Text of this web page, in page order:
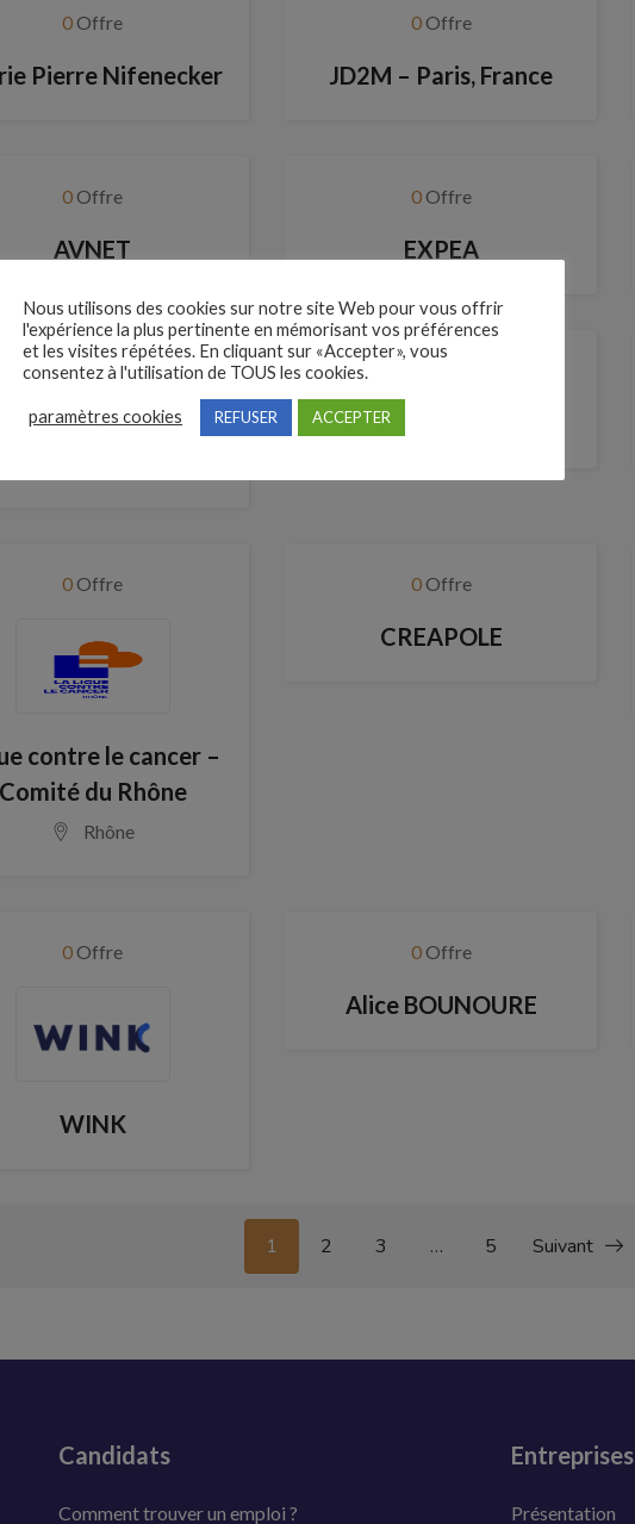
0 Offre
Pierre Nifenecker
0Offre
JD2M – Paris, France
0 Offre
AVNET
0Offre
EXPEA
0Offre
JEAN CAROZZI Proximethic
0 Offre
contre le cancer –
du Rhône
Rhône
0Offre
CREAPOLE
0 Offre
WINK
0Offre
Alice BOUNOURE
1 2 3 … 5 Suivant
Candidats
Comment trouver un emploi ?
Entreprises
Présentation
Nous utilisons des cookies sur notre site Web pour vous offrir
l'expérience la plus pertinente en mémorisant vos préférences
et les visites répétées. En cliquant sur «Accepter», vous
consentez à l'utilisation de TOUS les cookies.
paramètres cookies REFUSER ACCEPTER